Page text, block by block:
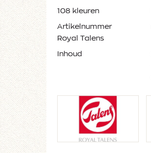
108 kleuren
Artikelnummer
Royal Talens
Inhoud